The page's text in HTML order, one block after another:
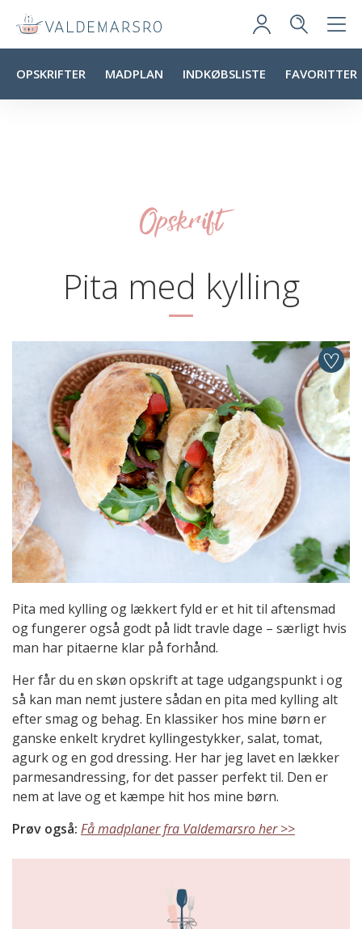
OPSKRIFTER MADPLAN INDKØBSLISTE FAVORITTER
Opskrift
Pita med kylling
Pita med kylling og lækkert fyld er et hit til aftensmad
og fungerer også godt på lidt travle dage – særligt hvis
man har pitaerne klar på forhånd.
Her får du en skøn opskrift at tage udgangspunkt i og
så kan man nemt justere sådan en pita med kylling alt
efter smag og behag. En klassiker hos mine børn er
ganske enkelt krydret kyllingestykker, salat, tomat,
agurk og en god dressing. Her har jeg lavet en lækker
parmesandressing, for det passer perfekt til. Den er
nem at lave og et kæmpe hit hos mine børn.
Prøv også: Få madplaner fra Valdemarsro her >>